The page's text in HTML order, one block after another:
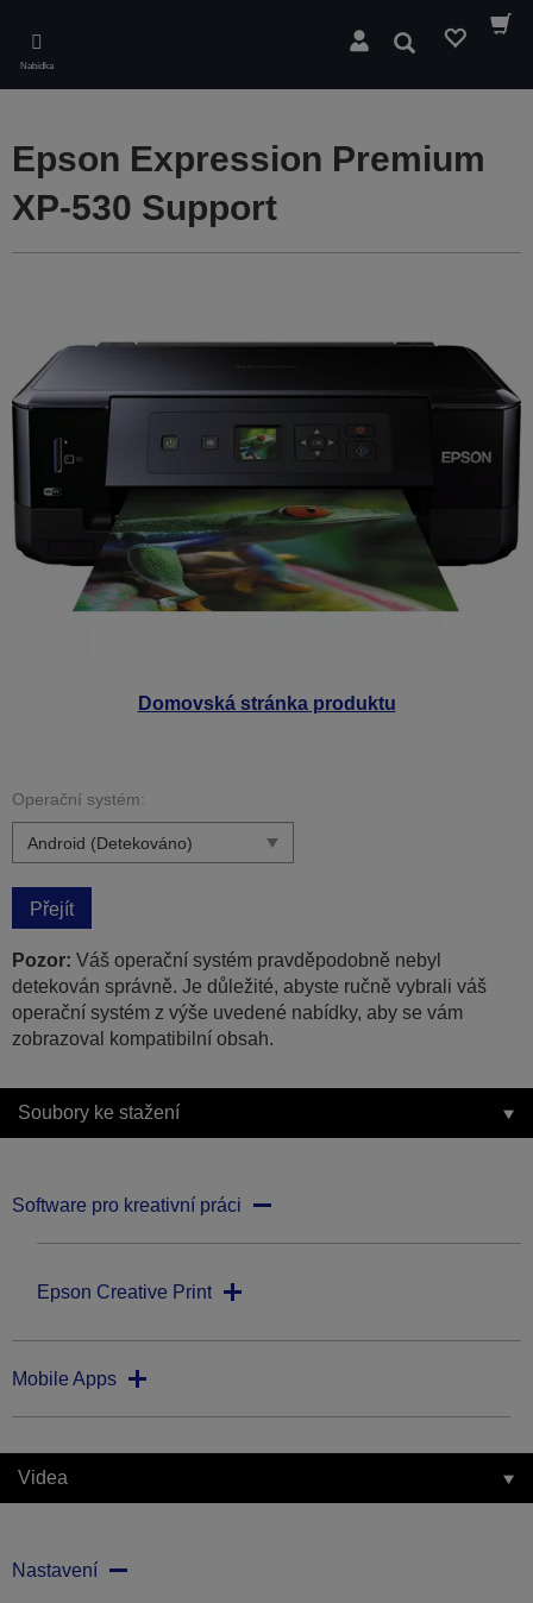
main
content
Nabídka
Hledat
Domovská stránka produktu
Epson Expression Premium
XP-530 Support
Operační systém:
Přejít
Pozor: Váš operační systém pravděpodobně nebyl
detekován správně. Je důležité, abyste ručně vybrali váš
operační systém z výše uvedené nabídky, aby se vám
zobrazoval kompatibilní obsah.
Soubory ke stažení
Software pro kreativní práci
Epson Creative Print
Mobile Apps
Videa
Nastavení